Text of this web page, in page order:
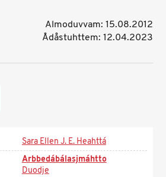
Almoduvvam: 15.08.2012
Ådåstuhttem: 12.04.2023
Sara Ellen J. E. Heahttá
Arbbedábálasjmáhtto
Duodje